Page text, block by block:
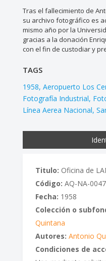
Tras el fallecimiento de
su archivo fotográfico es
mismo año por la
gracias a la donación
con el fin de custodiar y
TAGS
1958 Aeropuerto Los
Fotografía Industrial
Línea Aerea Nacional
Titulo: Oficina de
Código: AQ-NA-
Fecha: 1958
Colección o
Quintana
Autores: Antonio
Condiciones de